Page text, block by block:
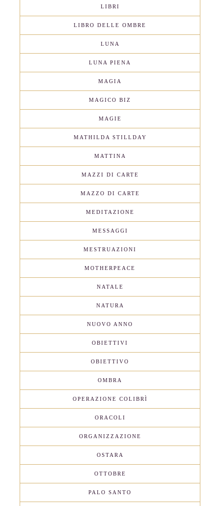
LIBRI
LIBRO DELLE OMBRE
LUNA
LUNA PIENA
MAGIA
MAGICO BIZ
MAGIE
MATHILDA STILLDAY
MATTINA
MAZZI DI CARTE
MAZZO DI CARTE
MEDITAZIONE
MESSAGGI
MESTRUAZIONI
MOTHERPEACE
NATALE
NATURA
NUOVO ANNO
OBIETTIVI
OBIETTIVO
OMBRA
OPERAZIONE COLIBRÌ
ORACOLI
ORGANIZZAZIONE
OSTARA
OTTOBRE
PALO SANTO